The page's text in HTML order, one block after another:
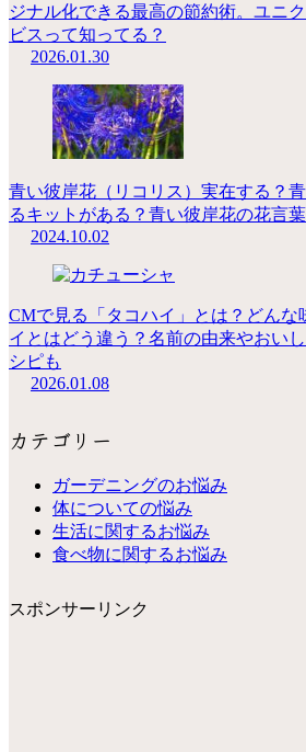
ジナル化できる最高の節約術。ユニ
ビスって知ってる？
2026.01.30
青い彼岸花（リコリス）実在する？
るキットがある？青い彼岸花の花言葉
2024.10.02
CMで見る「タコハイ」とは？どんな
イとはどう違う？名前の由来やおい
シピも
2026.01.08
カテゴリー
ガーデニングのお悩み
体についての悩み
生活に関するお悩み
食べ物に関するお悩み
スポンサーリンク